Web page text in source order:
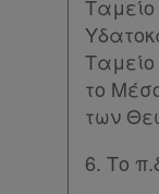
το
των
6. Το